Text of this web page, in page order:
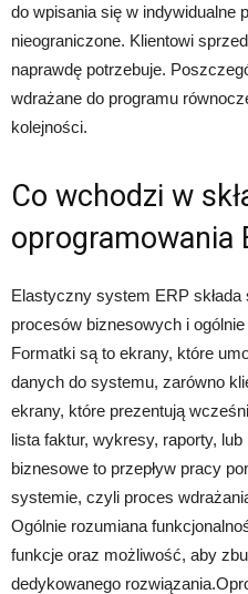
do wpisania się w indywidualne
nieograniczone. Klientowi
naprawdę potrzebuje.
wdrażane do programu
kolejności.
Co wchodzi w
oprogramowania
Elastyczny system ERP
procesów biznesowych i
Formatki są to ekrany, które
danych do systemu, zarówno
ekrany, które prezentują
lista faktur, wykresy, raporty,
biznesowe to przepływ pracy
systemie, czyli proces
Ogólnie rozumiana
funkcje oraz możliwość, aby
dedykowanego